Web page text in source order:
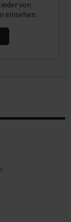
von
einsehen.